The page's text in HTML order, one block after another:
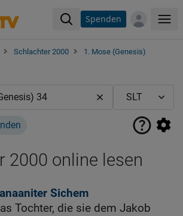
Spenden
Schlachter 2000
1. Mose (Genesis)
2000 online lesen
Sichem
Tochter, die sie dem Jakob